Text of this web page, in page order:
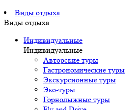
Виды отдыха
Виды отдыха
Индивидуальные
Индивидуальные
Авторские туры
Гастрономические туры
Экскурсионные туры
Эко-туры
Горнолыжные туры